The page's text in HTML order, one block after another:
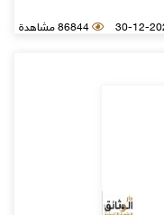
86844 مشاهدة